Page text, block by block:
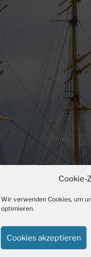
Cookie-
Wir verwenden Cookies, um
optimieren.
Cookies akzeptieren